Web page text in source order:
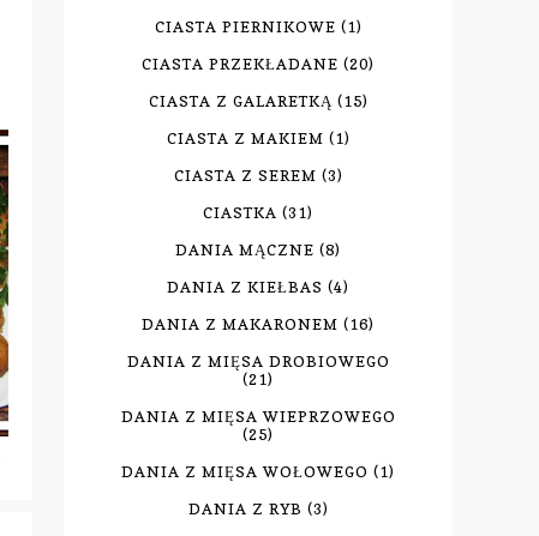
CIASTA PIERNIKOWE (1)
CIASTA PRZEKŁADANE (20)
CIASTA Z GALARETKĄ (15)
CIASTA Z MAKIEM (1)
CIASTA Z SEREM (3)
CIASTKA (31)
DANIA MĄCZNE (8)
DANIA Z KIEŁBAS (4)
DANIA Z MAKARONEM (16)
DANIA Z MIĘSA DROBIOWEGO
(21)
DANIA Z MIĘSA WIEPRZOWEGO
(25)
DANIA Z MIĘSA WOŁOWEGO (1)
DANIA Z RYB (3)